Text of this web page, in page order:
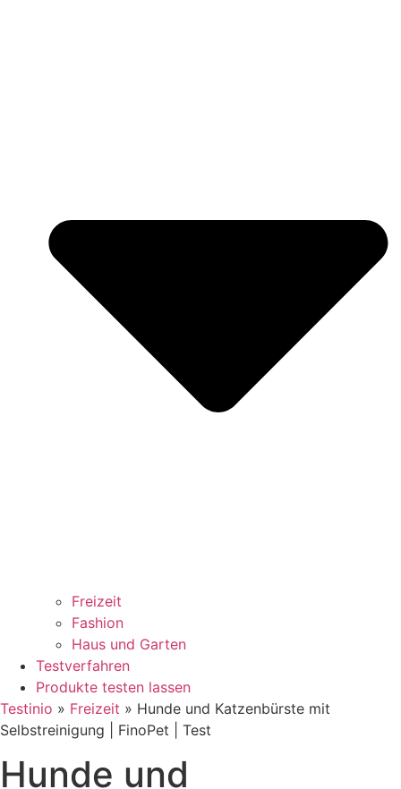
Freizeit
Fashion
Haus und Garten
Testverfahren
Produkte testen lassen
Testinio » Freizeit » Hunde und Katzenbürste mit
Selbstreinigung | FinoPet | Test
Hunde und